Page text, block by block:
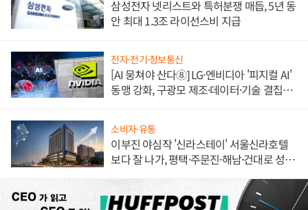
삼성전자 넷리스트와 특허분쟁 매듭, 5년 동
안 최대 1.3조 라이선스비 지급
전자·전기·정보통신
[AI 뭉쳐야 산다⑧] LG·엔비디아 '피지컬 AI'
동맹 강화, 구광모 제조·데이터·기술 결집
소비자·유통
이부진 야심작 '신라스테이' 서울신라호텔
보다 잘 나가, 평택·주문진·해남·건대로 성